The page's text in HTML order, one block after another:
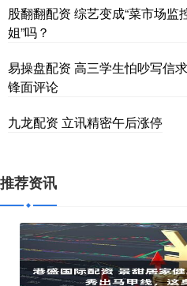
股翻翻配资 综艺变成“菜市场监
姐”吗？
易操盘配资 高三学生怕吵写信
锋面评论
九龙配资 立讯精密午后涨停
推荐资讯